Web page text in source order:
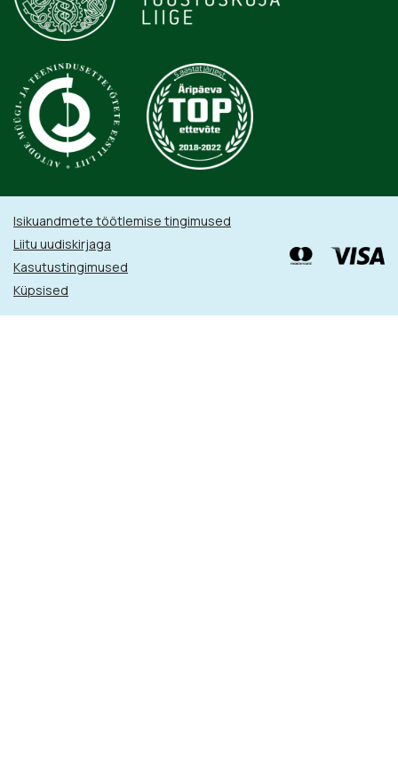
Isikuandmete töötlemise tingimused
Liitu uudiskirjaga
Kasutustingimused
Küpsised